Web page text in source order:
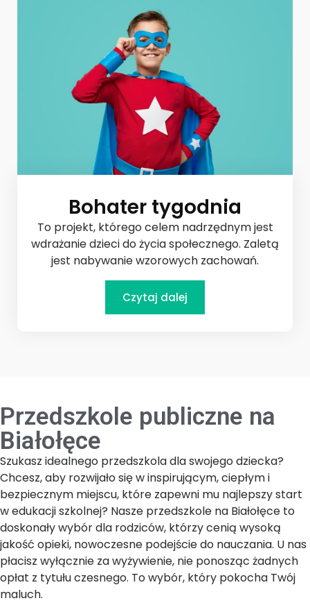
Bohater tygodnia
To projekt, którego celem nadrzędnym jest
wdrażanie dzieci do życia społecznego. Zaletą
jest nabywanie wzorowych zachowań.
Czytaj dalej
Przedszkole publiczne na
Białołęce
Szukasz idealnego przedszkola dla swojego dziecka?
Chcesz, aby rozwijało się w inspirującym, ciepłym i
bezpiecznym miejscu, które zapewni mu najlepszy start
w edukacji szkolnej? Nasze przedszkole na Białołęce to
doskonały wybór dla rodziców, którzy cenią wysoką
jakość opieki, nowoczesne podejście do nauczania. U nas
płacisz wyłącznie za wyżywienie, nie ponosząc żadnych
opłat z tytułu czesnego. To wybór, który pokocha Twój
maluch.